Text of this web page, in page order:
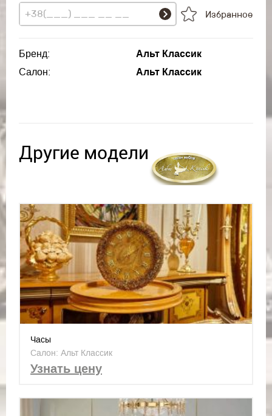
Избранное
Бренд:
Альт Классик
Салон:
Альт Классик
Другие модели
Часы
Салон: Альт Классик
Узнать цену